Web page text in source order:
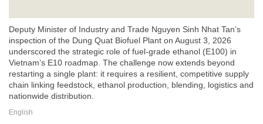
Deputy Minister of Industry and Trade Nguyen Sinh Nhat Tan’s
inspection of the Dung Quat Biofuel Plant on August 3, 2026
underscored the strategic role of fuel-grade ethanol (E100) in
Vietnam’s E10 roadmap. The challenge now extends beyond
restarting a single plant: it requires a resilient, competitive supply
chain linking feedstock, ethanol production, blending, logistics and
nationwide distribution.
English